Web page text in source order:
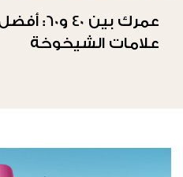
عمرك بين
علامات الشيخوخة